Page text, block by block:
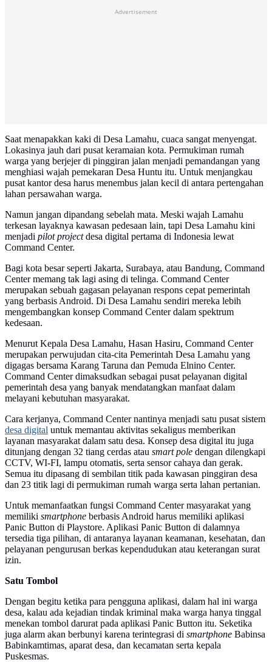
Advertisement
Saat menapakkan kaki di Desa Lamahu, cuaca sangat menyengat.
Lokasinya jauh dari pusat keramaian kota. Permukiman rumah
warga yang berjejer di pinggiran jalan menjadi pemandangan yang
menghiasi wajah pemekaran Desa Huntu itu. Untuk menjangkau
pusat kantor desa harus menembus jalan kecil di antara pertengahan
lahan persawahan warga.
Namun jangan dipandang sebelah mata. Meski wajah Lamahu
terkesan layaknya kawasan pedesaan lain, tapi Desa Lamahu kini
menjadi pilot projectdesa digital pertama di Indonesia lewat
Command Center.
Bagi kota besar seperti Jakarta, Surabaya, atau Bandung, Command
Center memang tak lagi asing di telinga. Command Center
merupakan sebuah gagasan pelayanan respons cepat pemerintah
yang berbasis Android. Di Desa Lamahu sendiri mereka lebih
mengembangkan konsep Command Center dalam spektrum
kedesaan.
Menurut Kepala Desa Lamahu, Hasan Hasiru, Command Center
merupakan perwujudan cita-cita Pemerintah Desa Lamahu yang
digagas bersama Karang Taruna dan Pemuda Elnino Center.
Command Center dimaksudkan sebagai pusat pelayanan digital
pemerintah desa yang banyak mendatangkan manfaat dalam
melayani kebutuhan masyarakat.
Cara kerjanya, Command Center nantinya menjadi satu pusat sistem
desa digital untuk memantau aktivitas sekaligus memberikan
layanan masyarakat dalam satu desa. Konsep desa digital itu juga
ditunjang dengan 32 tiang cerdas atau smart pole dengan dilengkapi
CCTV, WI-FI, lampu otomatis, serta sensor cahaya dan gerak.
Semua itu dipasang di sembilan titik pada kawasan pinggiran desa
dan 23 titik lagi di permukiman rumah warga serta lahan pertanian.
Untuk memanfaatkan fungsi Command Center masyarakat yang
memiliki smartphone berbasis Android harus memiliki aplikasi
Panic Button di Playstore. Aplikasi Panic Button di dalamnya
tersedia tiga pilihan, di antaranya layanan keamanan, kesehatan, dan
pelayanan pengurusan berkas kependudukan atau keterangan surat
izin.
Satu Tombol
Dengan begitu ketika para pengguna aplikasi, dalam hal ini warga
desa, kalau ada kejadian tindak kriminal maka warga hanya tinggal
menekan tombol darurat pada aplikasi Panic Button itu. Seketika
juga alarm akan berbunyi karena terintegrasi di smartphone Babinsa
Babinkamtimas, aparat desa, dan kecamatan serta kepala
Puskesmas.